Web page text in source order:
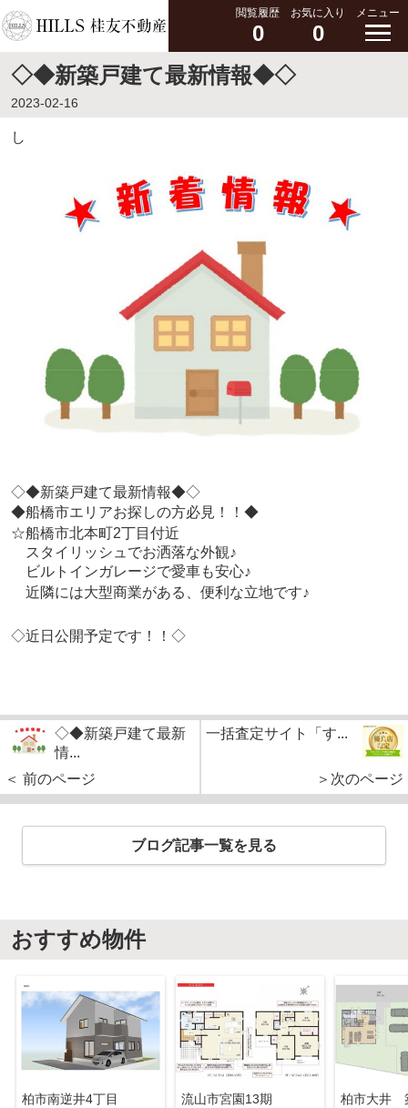
閲覧履歴
0
お気に入り
0
メニュー
◇◆新築戸建て最新情報◆◇
2023-02-16
し
◇◆新築戸建て最新情報◆◇
◆船橋市エリアお探しの方必見！！◆
☆船橋市北本町2丁目付近
スタイリッシュでお洒落な外観♪
ビルトインガレージで愛車も安心♪
近隣には大型商業がある、便利な立地です♪
◇近日公開予定です！！◇
◇◆新築戸建て最新
情...
＜ 前のページ
一括査定サイト「す...
＞次のページ
ブログ記事一覧を見る
おすすめ物件
柏市南逆井4丁目
流山市宮園13期